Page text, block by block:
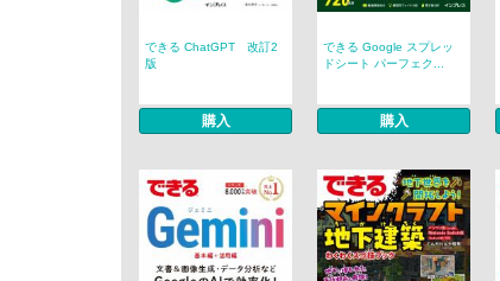
できる ChatGPT 改訂2
版
購入
できる Google スプレッ
ドシート パーフェク...
購入